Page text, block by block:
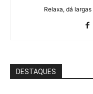
Relaxa, dá
DESTAQUES